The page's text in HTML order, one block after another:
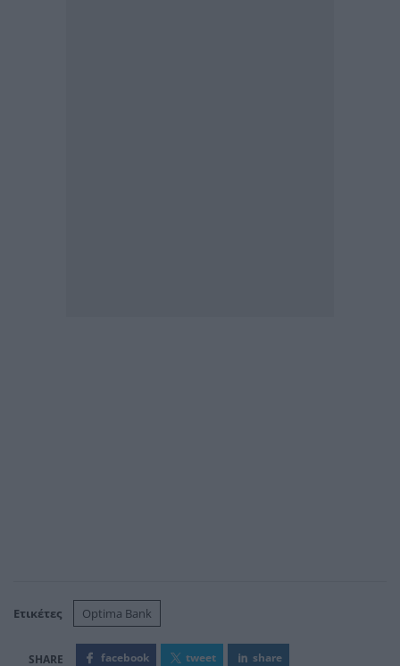
Ετικέτες Optima Bank
facebook tweet share